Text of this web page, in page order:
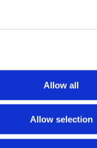
Allow all
Allow selection